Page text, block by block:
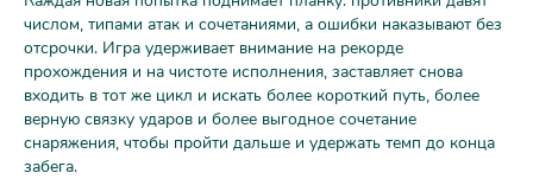
числом, типами атак и сочетаниями, а ошибки наказывают без
отсрочки. Игра удерживает внимание на рекорде
прохождения и на чистоте исполнения, заставляет снова
входить в тот же цикл и искать более короткий путь, более
верную связку ударов и более выгодное сочетание
снаряжения, чтобы пройти дальше и удержать темп до конца
забега.